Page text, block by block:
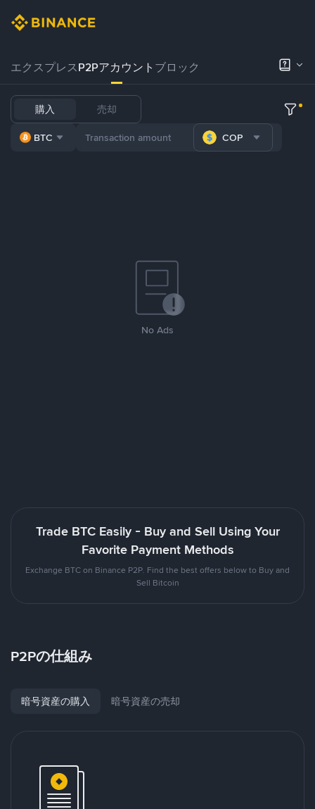
エクスプレスP2Pアカウント ブロック
購入 売却
BTC COP
No Ads
Trade BTC Easily - Buy and Sell Using Your
Favorite Payment Methods
Exchange BTC on Binance P2P. Find the best offers below to Buy and
Sell Bitcoin
P2Pの仕組み
暗号資産の購入 暗号資産の売却